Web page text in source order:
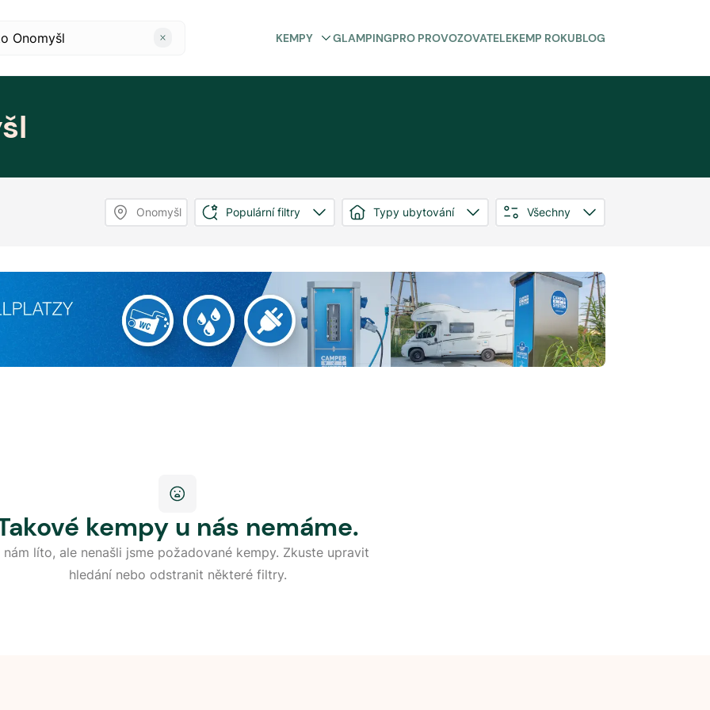
KEMPY GLAMPINGPRO PROVOZOVATELEKEMP ROKUBLOG
Onomyšl Populární filtry Typy ubytování Všechny
kempy u nás nemáme.
nám líto, ale nenašli jsme požadované kempy. Zkuste upravit
hledání nebo odstranit některé filtry.